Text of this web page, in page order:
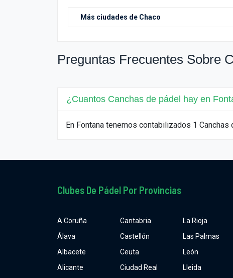
Preguntas Frecuentes Sobre
¿Cuantos Canchas de pádel hay en
En Fontana tenemos contabilizados 1 Canchas
Clubes De Pádel Por Provincias
A Coruña
Álava
Albacete
Alicante
Cantabria
Castellón
Ceuta
Ciudad Real
La Rioja
Las Palmas
León
Lleida